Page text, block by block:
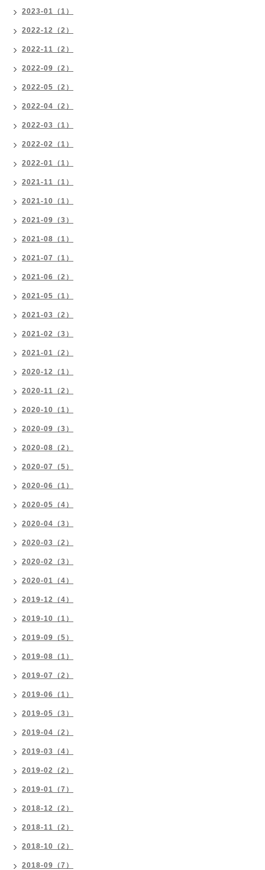
2023-01（1）
2022-12（2）
2022-11（2）
2022-09（2）
2022-05（2）
2022-04（2）
2022-03（1）
2022-02（1）
2022-01（1）
2021-11（1）
2021-10（1）
2021-09（3）
2021-08（1）
2021-07（1）
2021-06（2）
2021-05（1）
2021-03（2）
2021-02（3）
2021-01（2）
2020-12（1）
2020-11（2）
2020-10（1）
2020-09（3）
2020-08（2）
2020-07（5）
2020-06（1）
2020-05（4）
2020-04（3）
2020-03（2）
2020-02（3）
2020-01（4）
2019-12（4）
2019-10（1）
2019-09（5）
2019-08（1）
2019-07（2）
2019-06（1）
2019-05（3）
2019-04（2）
2019-03（4）
2019-02（2）
2019-01（7）
2018-12（2）
2018-11（2）
2018-10（2）
2018-09（7）